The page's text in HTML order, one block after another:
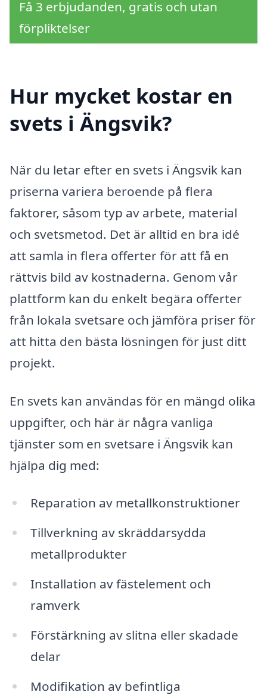
Få 3 erbjudanden, gratis och utan
förpliktelser
Hur mycket kostar en
svets i Ängsvik?
När du letar efter en svets i Ängsvik kan
priserna variera beroende på flera
faktorer, såsom typ av arbete, material
och svetsmetod. Det är alltid en bra idé
att samla in flera offerter för att få en
rättvis bild av kostnaderna. Genom vår
plattform kan du enkelt begära offerter
från lokala svetsare och jämföra priser för
att hitta den bästa lösningen för just ditt
projekt.
En svets kan användas för en mängd olika
uppgifter, och här är några vanliga
tjänster som en svetsare i Ängsvik kan
hjälpa dig med:
Reparation av metallkonstruktioner
Tillverkning av skräddarsydda
metallprodukter
Installation av fästelement och
ramverk
Förstärkning av slitna eller skadade
delar
Modifikation av befintliga